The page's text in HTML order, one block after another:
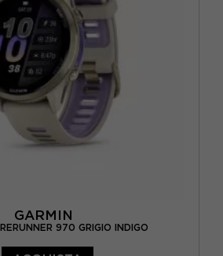
GARMIN
970 GRIGIO INDIGO